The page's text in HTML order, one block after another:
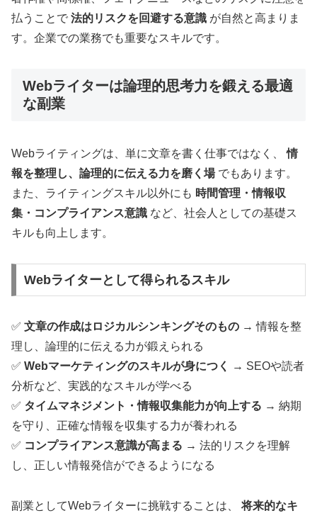
払うことで 法的リスクを回避する意識 が自然と高まりま
す。企業での業務でも重要なスキルです。
Webライターは論理的思考力を鍛える最適
な副業
Webライティングは、単に文章を書く仕事ではなく、情
報を整理し、論理的に伝える力を磨く場でもあります。
また、ライティングスキル以外にも 時間管理・情報収
集・コンプライアンス意識 など、社会人としての基礎ス
キルも向上します。
Webライターとして得られるスキル
✅ 文章の作成はロジカルシンキングそのもの → 情報を整
理し、論理的に伝える力が鍛えられる
✅ Webマーケティングのスキルが身につく
→ SEOや読者
分析など、実践的なスキルが学べる
✅ タイムマネジメント・情報収集能力が向上する → 納期
を守り、正確な情報を収集する力が養われる
✅ コンプライアンス意識が高まる → 法的リスクを理解
し、正しい情報発信ができるようになる
副業としてWebライターに挑戦することは、将来的なキ